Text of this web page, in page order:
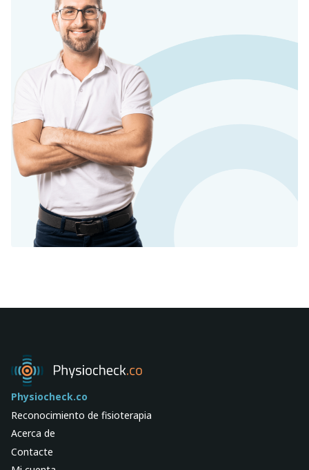
Physiocheck.co
Reconocimiento de fisioterapia
Acerca de
Contacte